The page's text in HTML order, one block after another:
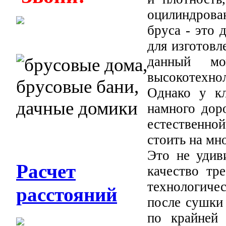
Расчет
расстояний
бруса - это
для
данный
Однако у
намного
стоить на
Это не
качество
после сушки
по